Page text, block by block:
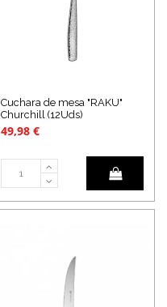
Cuchara de mesa "RAKU"
Churchill (12Uds)
49,98 €